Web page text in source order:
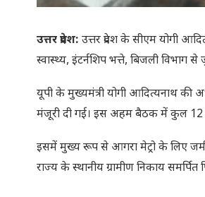
उत्तर प्रदेश: उत्तर प्रदेश के सीएम योगी
स्वास्थ्य, इंटर्नशिप भत्ते, बिजली
यूपी के मुख्यमंत्री योगी आदित्यनाथ
मंजूरी दी गई। इस अहम बैठक में कुल 12
इसमें मुख्य रूप से आगरा मेट्रो के लिए
राज्य के स्थानीय ग्रामीण निकाय